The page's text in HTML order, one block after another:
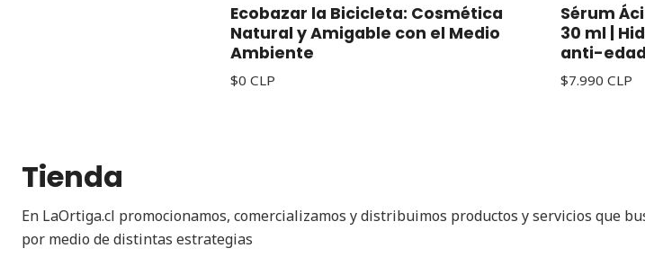
Ecobazar la Bicicleta: Cosmética
Natural y Amigable con el Medio
Ambiente
$0 CLP
Sérum
30 ml |
anti-
$7.990 CLP
Tienda
En LaOrtiga.cl promocionamos, comercializamos y distribuimos productos y servicios que
por medio de distintas estrategias